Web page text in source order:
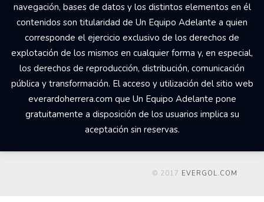
navegación, bases de datos y los distintos elementos en él
contenidos son titularidad de Un Equipo Adelante a quien
corresponde el ejercicio exclusivo de los derechos de
explotación de los mismos en cualquier forma y, en especial,
los derechos de reproducción, distribución, comunicación
pública y transformación. El acceso y utilización del sitio web
everardoherrera.com que Un Equipo Adelante pone
gratuitamente a disposición de los usuarios implica su
aceptación sin reservas.
© 2017 EVERGOL.COM